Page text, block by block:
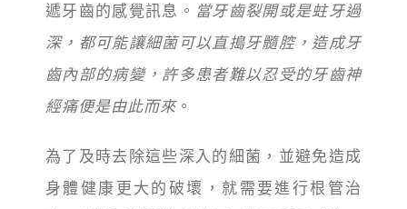
遞牙齒的感覺訊息。 當牙齒裂開或是蛀牙過
深，都可能讓細菌可以直搗牙髓腔，造成牙
齒內部的病變，許多患者難以忍受的牙齒神
經痛便是由此而來。
為了及時去除這些深入的細菌，並避免造成
身體健康更大的破壞，就需要進行根管治